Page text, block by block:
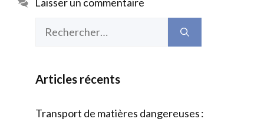
Articles récents
Transport de matières dangereuses :